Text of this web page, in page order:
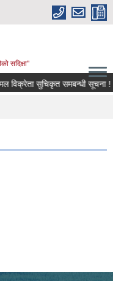
सदिक्षा"
सुचिकृत समबन्धी सूचना !